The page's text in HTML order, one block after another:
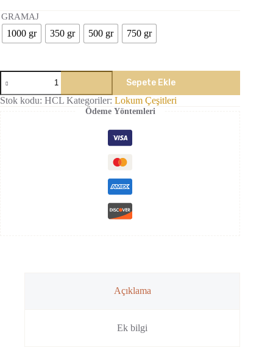
GRAMAJ
1000 gr 350 gr 500 gr 750 gr
Hindistan
Cevizli
Lokum
adet
Sepete Ekle
Stok kodu: HCL Kategoriler: Lokum Çeşitleri
Ödeme Yöntemleri
Açıklama
Ek bilgi